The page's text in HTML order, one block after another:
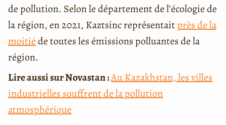
de pollution. Selon le département de l’écologie de
la région, en 2021, Kaztsinc représentaitprès de la
moitiéde toutes les émissions polluantes de la
région.
Lire aussi sur Novastan :Au Kazakhstan, les villes
industrielles souffrent de la pollution
atmosphérique